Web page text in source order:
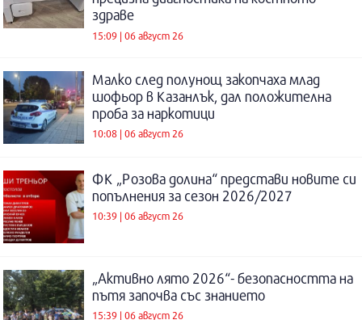
здраве
15:09 | 06 август 26
Малко след полунощ закопчаха млад
шофьор в Казанлък, дал положителна
проба за наркотици
10:08 | 06 август 26
ФК „Розова долина“ представи новите си
попълнения за сезон 2026/2027
10:39 | 06 август 26
„Активно лято 2026“- безопасността на
пътя започва със знанието
15:39 | 06 август 26